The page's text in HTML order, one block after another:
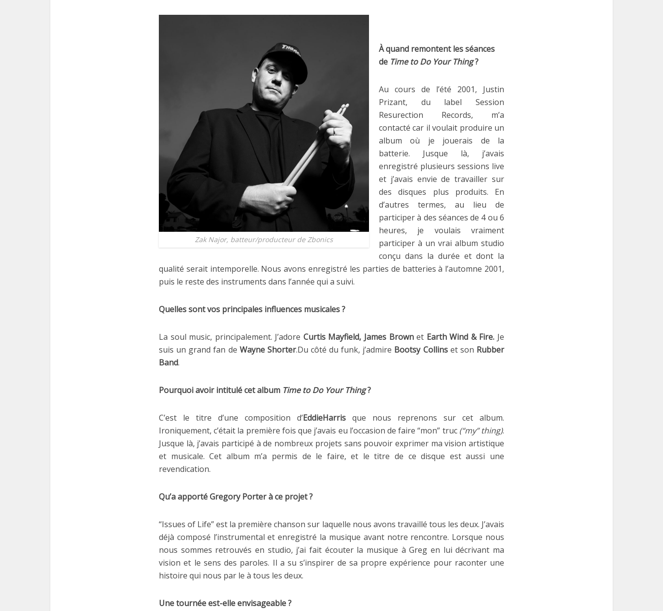
Zak Najor, batteur/producteur de Zbonics
À quand remontent les séances
de Time to Do Your Thing?
Au cours de l’été 2001, Justin
Prizant, du label Session
Resurection Records, m’a
contacté car il voulait produire un
album où je jouerais de la
batterie. Jusque là, j’avais
enregistré plusieurs sessions live
et j’avais envie de travailler sur
des disques plus produits. En
d’autres termes, au lieu de
participer à des séances de 4 ou 6
heures, je voulais vraiment
participer à un vrai album studio
conçu dans la durée et dont la
qualité serait intemporelle. Nous avons enregistré les parties de batteries à l’automne 2001,
puis le reste des instruments dans l’année qui a suivi.
Quelles sont vos principales influences musicales ?
La soul music, principalement. J’adore Curtis Mayfield, James Brownet Earth Wind & Fire. Je
suis un grand fan de Wayne Shorter.Du côté du funk, j’admire Bootsy Collinset son Rubber
Band.
Pourquoi avoir intitulé cet album Time to Do Your Thing?
C’est le titre d’une composition d’EddieHarris que nous reprenons sur cet album.
Ironiquement, c’était la première fois que j’avais eu l’occasion de faire “mon” truc (“my” thing).
Jusque là, j’avais participé à de nombreux projets sans pouvoir exprimer ma vision artistique
et musicale. Cet album m’a permis de le faire, et le titre de ce disque est aussi une
revendication.
Qu’a apporté Gregory Porter à ce projet ?
“Issues of Life” est la première chanson sur laquelle nous avons travaillé tous les deux. J’avais
déjà composé l’instrumental et enregistré la musique avant notre rencontre. Lorsque nous
nous sommes retrouvés en studio, j’ai fait écouter la musique à Greg en lui décrivant ma
vision et le sens des paroles. Il a su s’inspirer de sa propre expérience pour raconter une
histoire qui nous par le à tous les deux.
Une tournée est-elle envisageable ?